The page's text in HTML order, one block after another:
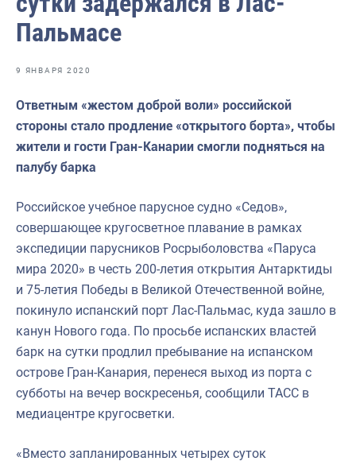
Отраслевые СМИ
Выставки и конференции
Научно-практическая литература
Рыбоохрана России
Отрасль в цифрах
Инфографика
События в России и мире
Пальмасе
9 ЯНВАРЯ 2020
Ответным «жестом доброй воли» российской
стороны стало продление «открытого борта», чтобы
жители и гости Гран-Канарии смогли подняться на
палубу барка
Российское учебное парусное судно «Седов»,
совершающее кругосветное плавание в рамках
экспедиции парусников Росрыболовства «Паруса
мира 2020» в честь 200-летия открытия Антарктиды
и 75-летия Победы в Великой Отечественной войне,
покинуло испанский порт Лас-Пальмас, куда зашло в
канун Нового года. По просьбе испанских властей
барк на сутки продлил пребывание на испанском
острове Гран-Канария, перенеся выход из порта с
субботы на вечер воскресенья, сообщили ТАСС в
медиацентре кругосветки.
«Вместо запланированных четырех суток